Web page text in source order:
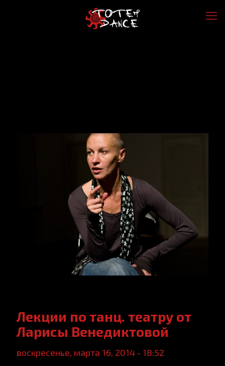
Лекции по танц. театру от
Ларисы Венедиктовой
воскресенье, марта 16, 2014 - 18:52